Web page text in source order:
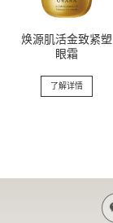
焕源肌活金致紧塑
眼霜
了解详情